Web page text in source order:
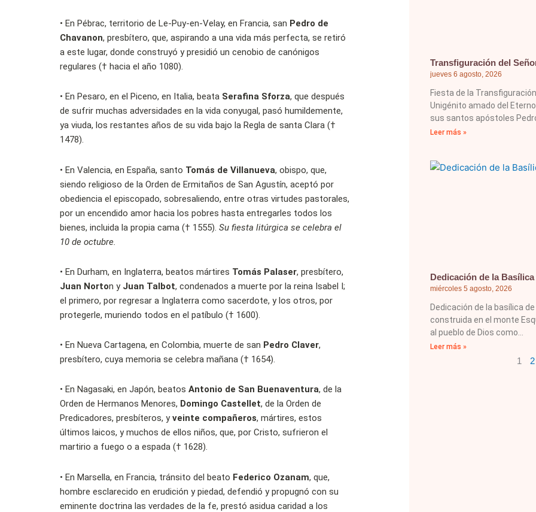
• En Pébrac, territorio de Le-Puy-en-Velay, en Francia, san Pedro de
Chavanon, presbítero, que, aspirando a una vida más perfecta, se retiró
a este lugar, donde construyó y presidió un cenobio de canónigos
regulares († hacia el año 1080).
• En Pesaro, en el Piceno, en Italia, beata Serafina Sforza, que después
de sufrir muchas adversidades en la vida conyugal, pasó humildemente,
ya viuda, los restantes años de su vida bajo la Regla de santa Clara (†
1478).
• En Valencia, en España, santo Tomás de Villanueva, obispo, que,
siendo religioso de la Orden de Ermitaños de San Agustín, aceptó por
obediencia el episcopado, sobresaliendo, entre otras virtudes pastorales,
por un encendido amor hacia los pobres hasta entregarles todos los
bienes, incluida la propia cama († 1555). Su fiesta litúrgica se celebra el
10 de octubre.
• En Durham, en Inglaterra, beatos mártires Tomás Palaser, presbítero,
Juan Norton y Juan Talbot, condenados a muerte por la reina Isabel I;
el primero, por regresar a Inglaterra como sacerdote, y los otros, por
protegerle, muriendo todos en el patíbulo († 1600).
• En Nueva Cartagena, en Colombia, muerte de san Pedro Claver,
presbítero, cuya memoria se celebra mañana († 1654).
• En Nagasaki, en Japón, beatos Antonio de San Buenaventura, de la
Orden de Hermanos Menores, Domingo Castellet, de la Orden de
Predicadores, presbíteros, yveinte compañeros, mártires, estos
últimos laicos, y muchos de ellos niños, que, por Cristo, sufrieron el
martirio a fuego o a espada († 1628).
• En Marsella, en Francia, tránsito del beato Federico Ozanam, que,
hombre esclarecido en erudición y piedad, defendió y propugnó con su
eminente doctrina las verdades de la fe, prestó asidua caridad a los
Transfiguración del
jueves 6 agosto, 2026
Fiesta de la
Unigénito amado del
sus santos apóstoles
Leer más »
Dedicación de la
miércoles 5 agosto, 2026
Dedicación de la basílica
construida en el monte
al pueblo de Dios como
Leer más »
1 2